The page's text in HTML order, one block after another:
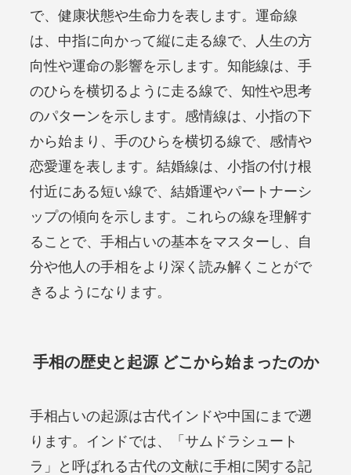
で、健康状態や生命力を表します。運命線
は、中指に向かって縦に走る線で、人生の方
向性や運命の影響を示します。知能線は、手
のひらを横切るように走る線で、知性や思考
のパターンを示します。感情線は、小指の下
から始まり、手のひらを横切る線で、感情や
恋愛運を表します。結婚線は、小指の付け根
付近にある短い線で、結婚運やパートナーシ
ップの傾向を示します。これらの線を理解す
ることで、手相占いの基本をマスターし、自
分や他人の手相をより深く読み解くことがで
きるようになります。
手相の歴史と起源 どこから始まったのか
手相占いの起源は古代インドや中国にまで遡
ります。インドでは、「サムドラシュート
ラ」と呼ばれる古代の文献に手相に関する記